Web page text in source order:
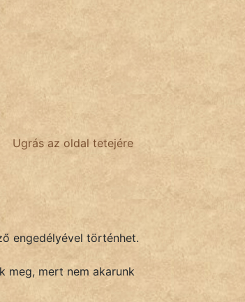
Ugrás az oldal tetejére
engedélyével történhet.
meg, mert nem akarunk